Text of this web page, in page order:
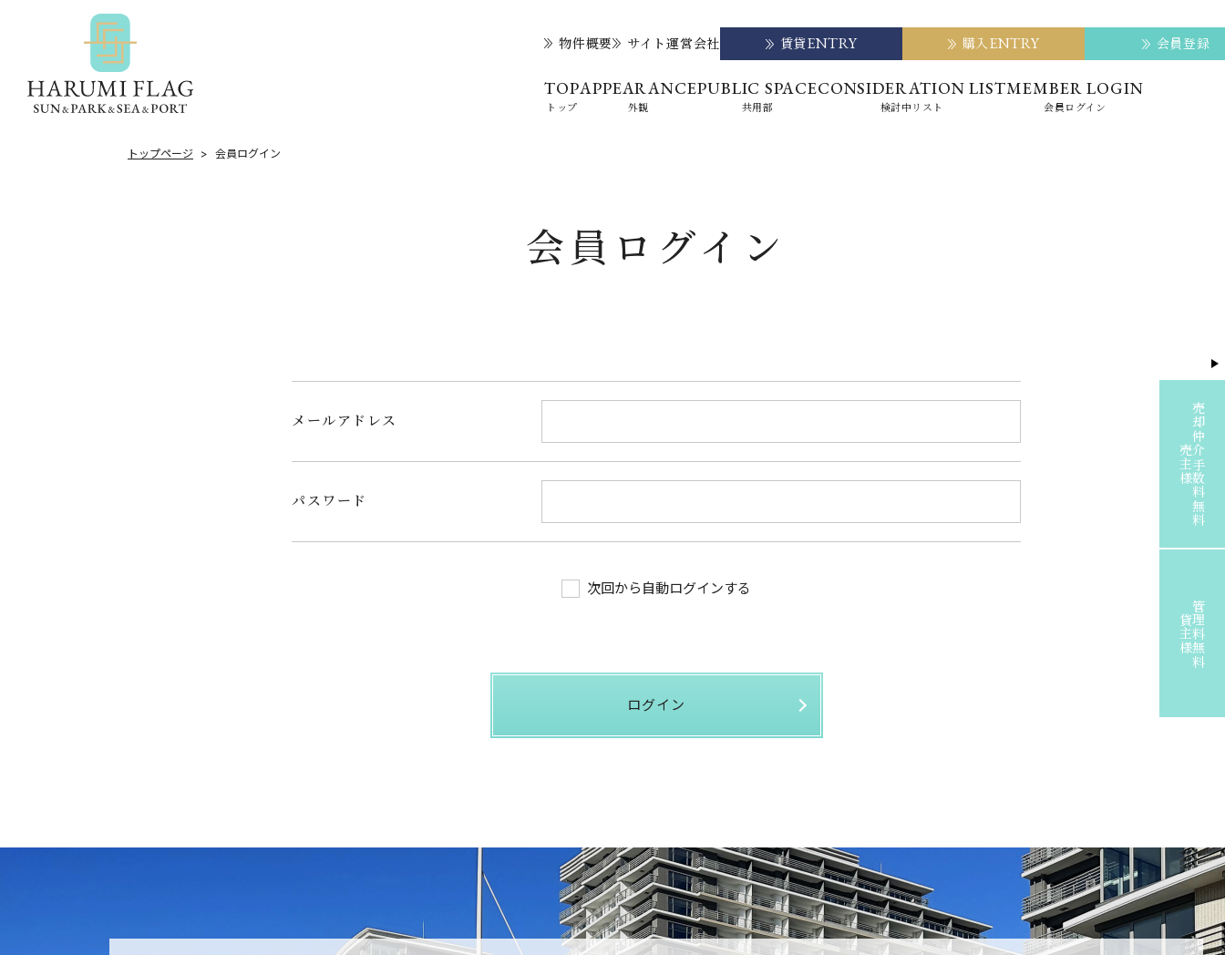
物件概要 サイト運営会社 賃貸ENTRY 購入ENTRY 会員登録
TOP
トップ
APPEARANCE
外観
PUBLIC SPACE
共用部
CONSIDERATION LIST
検討中リスト
MEMBER LOGIN
会員ログイン
トップページ 会員ログイン
会員ログイン
メールアドレス
パスワード
次回から自動ログインする
ログイン
売主様売却仲介手数料無料
貸主様管理料無料